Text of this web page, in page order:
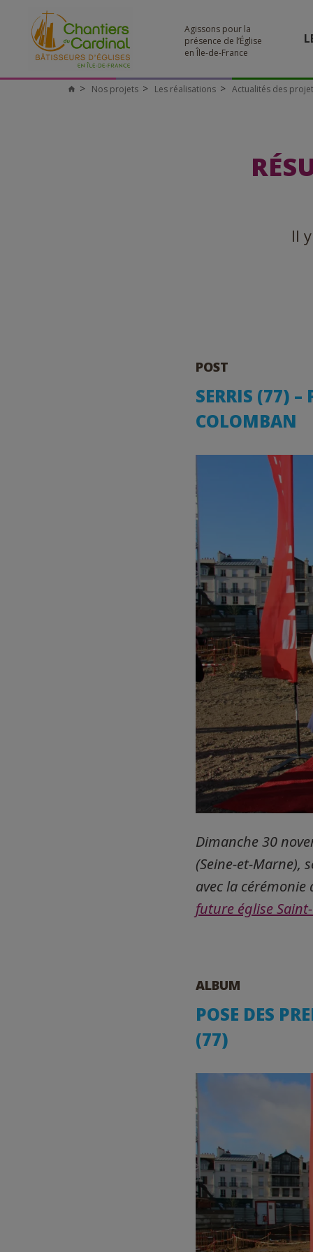
Agissons pour la
présence de l’Église
en Île-de-France
Nos projets Les réalisations Actualités des
Il
POST
SERRIS (77) –
COLOMBAN
Dimanche 30
(Seine-et-Marne),
avec la
future église
ALBUM
POSE DES
(77)